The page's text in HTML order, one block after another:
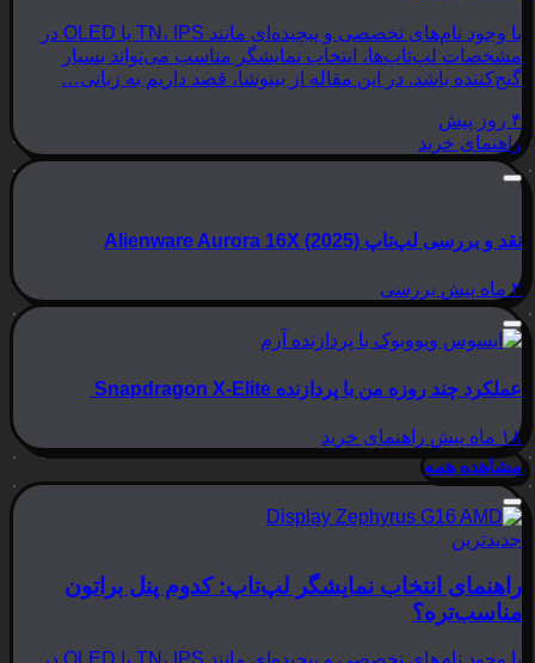
با وجود نام‌های تخصصی و پیچیده‌ای مانند TN، IPS یا OLED در
مشخصات لپ‌تاپ‌ها، انتخاب نمایشگر مناسب می‌تواند بسیار
گیج‌کننده باشد. در این مقاله از بینوشا، قصد داریم به زبانی…
۴ روز پیش
راهنمای خرید
نقد و بررسی لپ‌تاپ Alienware Aurora 16X (2025)
۲ ماه پیش بررسی
عملکرد چند روزه من با پردازنده Snapdragon X-Elite
۱۸ ماه پیش
راهنمای خرید
مشاهده همه
جدیدترین
راهنمای انتخاب نمایشگر لپ‌تاپ: کدوم پنل براتون
مناسب‌تره؟